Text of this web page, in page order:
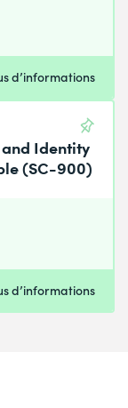
d’informations
Identity
(SC-900)
d’informations